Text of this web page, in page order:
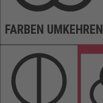
FARBEN UMKEHREN